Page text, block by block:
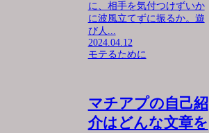
に、相手を気付つけずいか
に波風立てずに振るか。遊
び人...
2024.04.12
モテるために
マチアプの自己紹
介はどんな文章を